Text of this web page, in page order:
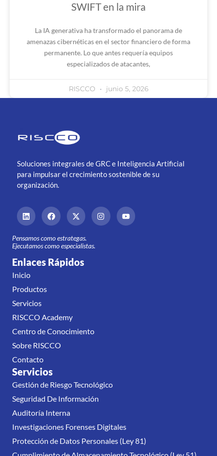
SWIFT en la mira
La IA generativa ha transformado el panorama de
amenazas cibernéticas en el sector financiero de forma
permanente. Lo que antes requería equipos
especializados de atacantes,
RISCCO junio 5, 2026
Soluciones integrales de GRC e Inteligencia Artificial
para impulsar el crecimiento sostenible de su
organización.
Pensamos como estrategas.
Ejecutamos como especialistas.
Enlaces Rápidos
Inicio
Productos
Servicios
RISCCO Academy
Centro de Conocimiento
Sobre RISCCO
Contacto
Servicios
Gestión de Riesgo Tecnológico
Seguridad De Información
Auditoría Interna
Investigaciones Forenses Digitales
Protección de Datos Personales (Ley 81)